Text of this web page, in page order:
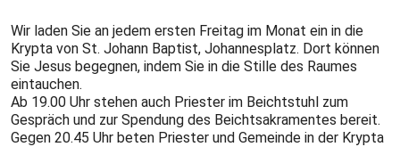
Wir laden Sie an jedem ersten Freitag im Monat ein in die
Krypta von St. Johann Baptist, Johannesplatz. Dort können
Sie Jesus begegnen, indem Sie in die Stille des Raumes
eintauchen.
Ab 19.00 Uhr stehen auch Priester im Beichtstuhl zum
Gespräch und zur Spendung des Beichtsakramentes bereit.
Gegen 20.45 Uhr beten Priester und Gemeinde in der Krypta